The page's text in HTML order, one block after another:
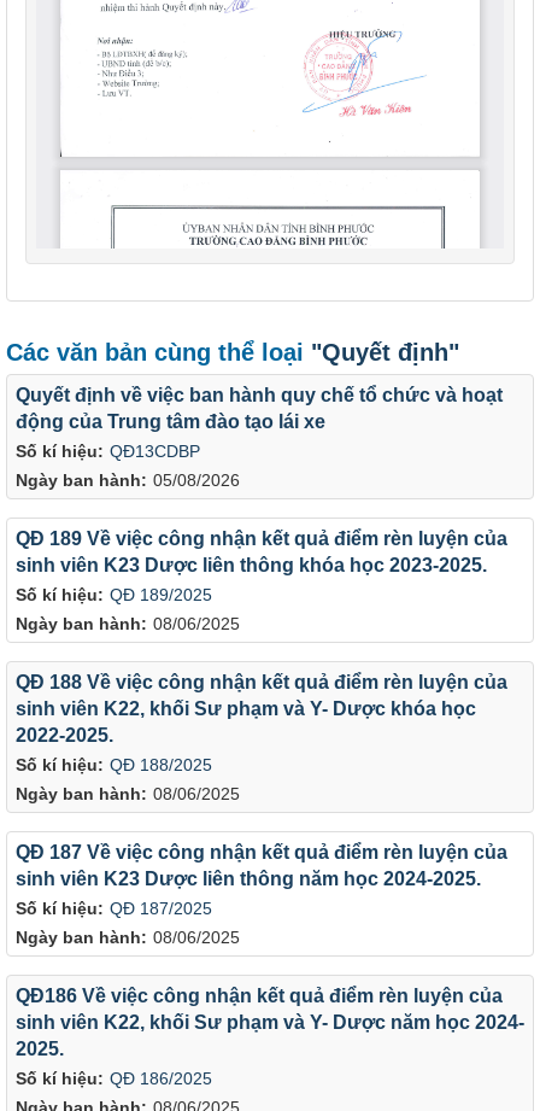
Các văn bản cùng thể loại "Quyết định"
Số kí hiệu: QĐ13CDBP
Ngày ban hành: 05/08/2026
Quyết định về việc ban hành quy chế tổ chức và hoạt
động của Trung tâm đào tạo lái xe
Số kí hiệu: QĐ 189/2025
Ngày ban hành: 08/06/2025
QĐ 189 Về việc công nhận kết quả điểm rèn luyện của
sinh viên K23 Dược liên thông khóa học 2023-2025.
Số kí hiệu: QĐ 188/2025
Ngày ban hành: 08/06/2025
QĐ 188 Về việc công nhận kết quả điểm rèn luyện của
sinh viên K22, khối Sư phạm và Y- Dược khóa học
2022-2025.
Số kí hiệu: QĐ 187/2025
Ngày ban hành: 08/06/2025
QĐ 187 Về việc công nhận kết quả điểm rèn luyện của
sinh viên K23 Dược liên thông năm học 2024-2025.
Số kí hiệu: QĐ 186/2025
Ngày ban hành: 08/06/2025
QĐ186 Về việc công nhận kết quả điểm rèn luyện của
sinh viên K22, khối Sư phạm và Y- Dược năm học 2024-
2025.